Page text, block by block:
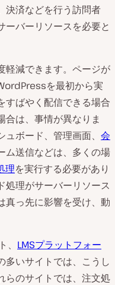
決済などを行う訪問者
ーバーリソースを必要と
軽減できます。ページが
を最初から実
すばやく配信できる場合
合は、事情が異なりま
ボード、管理画面、 会
ム送信などは、多くの場
理を実行する必要があり
処理がサーバーリソース
真っ先に影響を受け、動
LMSプラットフォー
多いサイトでは、こうし
らのサイトでは、注文処